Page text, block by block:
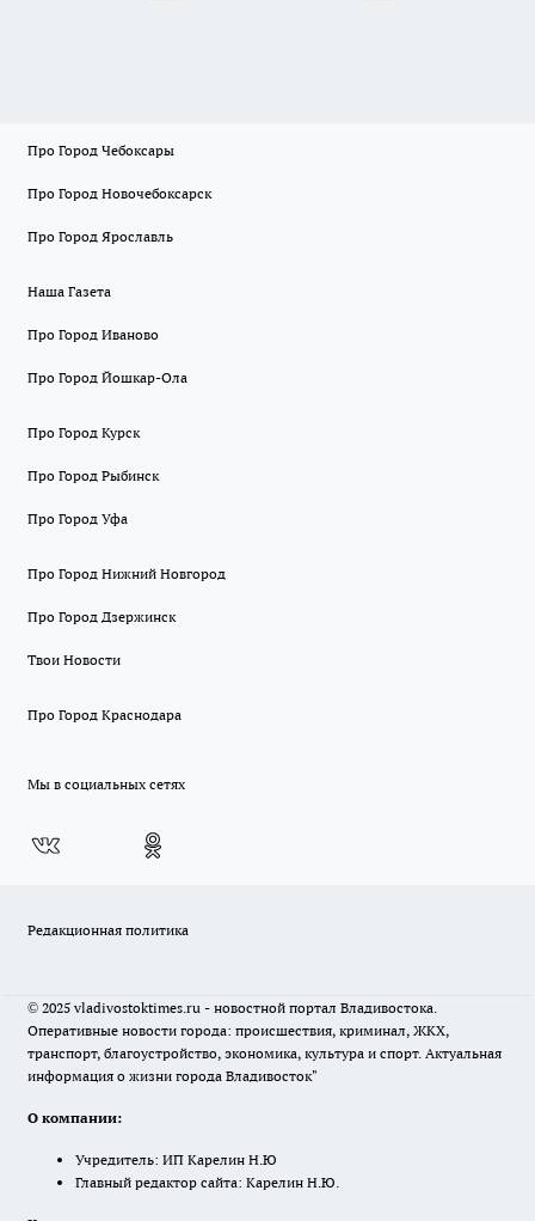
Про Город Чебоксары
Про Город Новочебоксарск
Про Город Ярославль
Наша Газета
Про Город Иваново
Про Город Йошкар-Ола
Про Город Курск
Про Город Рыбинск
Про Город Уфа
Про Город Нижний Новгород
Про Город Дзержинск
Твои Новости
Про Город Краснодара
Мы в социальных сетях
Редакционная политика
© 2025 vladivostoktimes.ru - новостной портал Владивостока.
Оперативные новости города: происшествия, криминал, ЖКХ,
транспорт, благоустройство, экономика, культура и спорт. Актуальная
информация о жизни города Владивосток"
О компании:
Учредитель: ИП Карелин Н.Ю
Главный редактор сайта: Карелин Н.Ю.